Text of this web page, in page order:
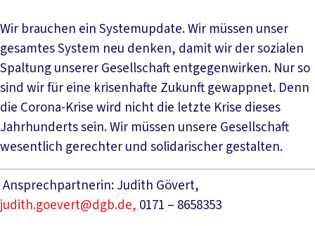
Wir brauchen ein Systemupdate. Wir müssen unser
gesamtes System neu denken, damit wir der sozialen
Spaltung unserer Gesellschaft entgegenwirken. Nur so
sind wir für eine krisenhafte Zukunft gewappnet. Denn
die Corona-Krise wird nicht die letzte Krise dieses
Jahrhunderts sein. Wir müssen unsere Gesellschaft
wesentlich gerechter und solidarischer gestalten.
Ansprechpartnerin: Judith Gövert,
judith.goevert@dgb.de, 0171 – 8658353